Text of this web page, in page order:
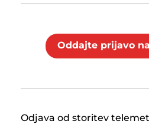
Oddajte prijavo
Odjava od storitev